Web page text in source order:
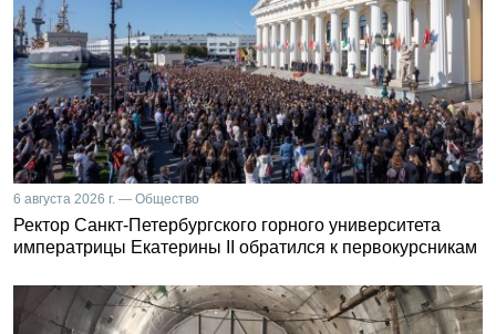
6 августа 2026 г. — Общество
Ректор Санкт-Петербургского горного университета
императрицы Екатерины II обратился к первокурсникам